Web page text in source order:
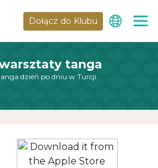
Dołącz do Klubu
tanga
dzień po dniu w Turcji